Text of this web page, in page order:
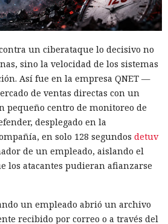
un ciberataque lo decisivo no
sino la velocidad de los sistemas
Así fue en la empresa QNET —
de ventas directas con un
pequeño centro de monitoreo de
desplegado en la
en solo 128 segundos detuv
de un empleado, aislando el
los atacantes pudieran afianzarse
un empleado abrió un archivo
recibido por correo o a través del